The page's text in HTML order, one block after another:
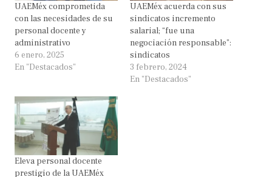
UAEMéx comprometida
con las necesidades de su
personal docente y
administrativo
6 enero, 2025
En "Destacados"
UAEMéx acuerda con sus
sindicatos incremento
salarial; “fue una
negociación responsable”:
sindicatos
3 febrero, 2024
En "Destacados"
Eleva personal docente
prestigio de la UAEMéx